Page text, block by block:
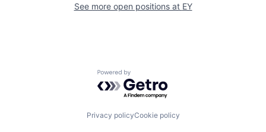
See more open positions at EY
Powered by Getro.com
Privacy policyCookie policy